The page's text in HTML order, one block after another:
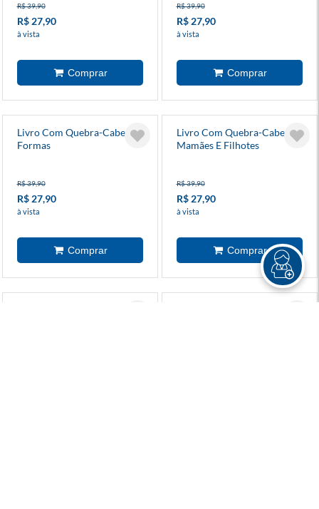
R$ 39,90
R$ 27,90
à vista
R$ 39,90
R$ 27,90
à vista
Livro Com Quebra-Cabeça
Formas
R$ 39,90
R$ 27,90
à vista
Livro Com Quebra-Cabeça
Mamães E Filhotes
R$ 39,90
R$ 27,90
à vista